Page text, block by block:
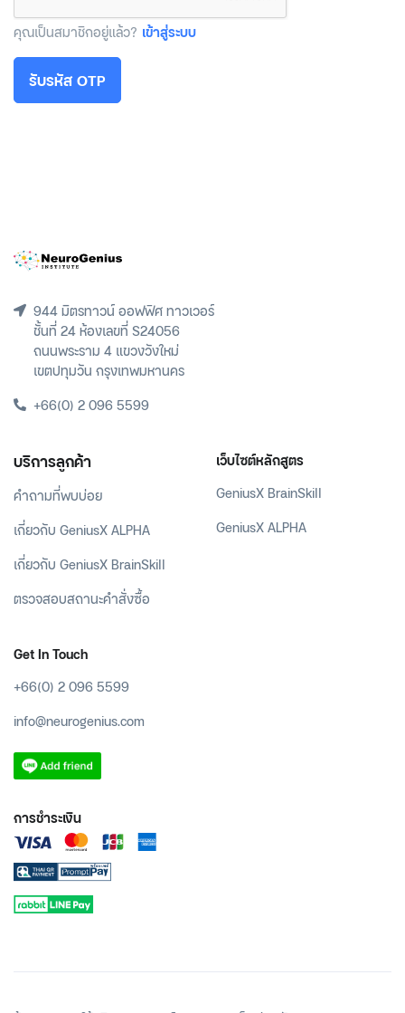
คุณเป็นสมาชิกอยู่แล้ว? เข้าสู่ระบบ
รับรหัส OTP
944 มิตรทาวน์ ออฟฟิศ ทาวเวอร์
ชั้นที่ 24 ห้องเลขที่ S24056
ถนนพระราม 4 แขวงวังใหม่
เขตปทุมวัน กรุงเทพมหานคร
+66(0) 2 096 5599
บริการลูกค้า
คำถามที่พบบ่อย
เกี่ยวกับ GeniusX ALPHA
เกี่ยวกับ GeniusX BrainSkill
ตรวจสอบสถานะคำสั่งซื้อ
เว็บไซต์หลักสูตร
GeniusX BrainSkill
GeniusX ALPHA
Get In Touch
+66(0) 2 096 5599
info@neurogenius.com
การชำระเงิน